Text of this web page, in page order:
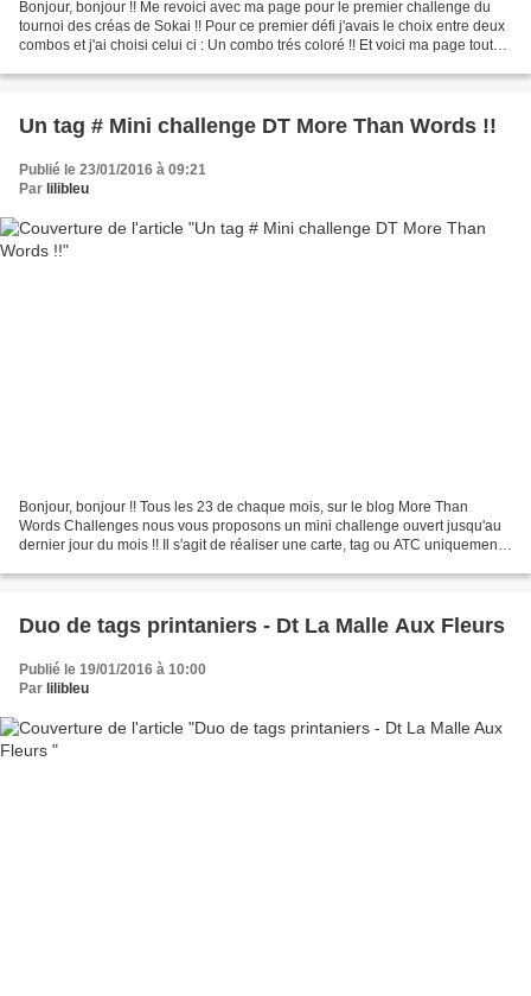
Bonjour, bonjour !! Me revoici avec ma page pour le premier challenge du
tournoi des créas de Sokai !! Pour ce premier défi j'avais le choix entre deux
combos et j'ai choisi celui ci : Un combo trés coloré !! Et voici ma page tout
Un tag # Mini challenge DT More Than Words !!
Publié le 23/01/2016 à 09:21
Par lilibleu
Bonjour, bonjour !! Tous les 23 de chaque mois, sur le blog More Than
Words Challenges nous vous proposons un mini challenge ouvert jusqu'au
dernier jour du mois !! Il s'agit de réaliser une carte, tag ou ATC uniquement !!
Duo de tags printaniers - Dt La Malle Aux Fleurs
Publié le 19/01/2016 à 10:00
Par lilibleu